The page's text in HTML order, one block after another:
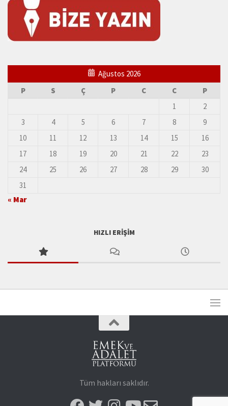
Ağustos 2026
P
S Ç P C C
P
1
2
3
4 5 6 7 8
9
10
11 12 13 14 15
16
17
18 19 20 21 22
23
24
25 26 27 28 29
30
31
« Mar
HIZLI ERIŞIM
Tüm hakları saklıdır.